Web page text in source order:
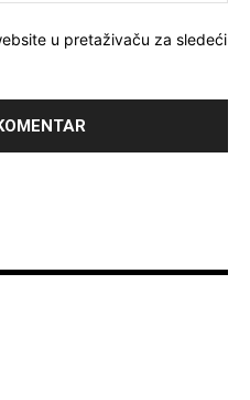
u pretaživaču za sledeći